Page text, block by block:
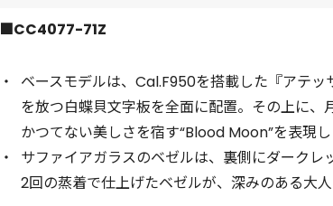
■CC4077-71Z
ベースモデルは、Cal.F950を搭載した『アテ
を放つ白蝶貝文字板を全面に配置。その上に、
かつてない美しさを宿す“Blood Moon”を表現し
サファイアガラスのベゼルは、裏側にダークレ
2回の蒸着で仕上げたベゼルが、深みのある大人